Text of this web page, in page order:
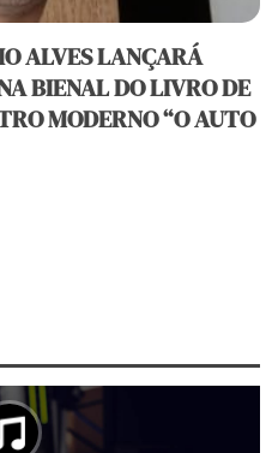
ALVES LANÇARÁ
BIENAL DO LIVRO DE
MODERNO “O AUTO